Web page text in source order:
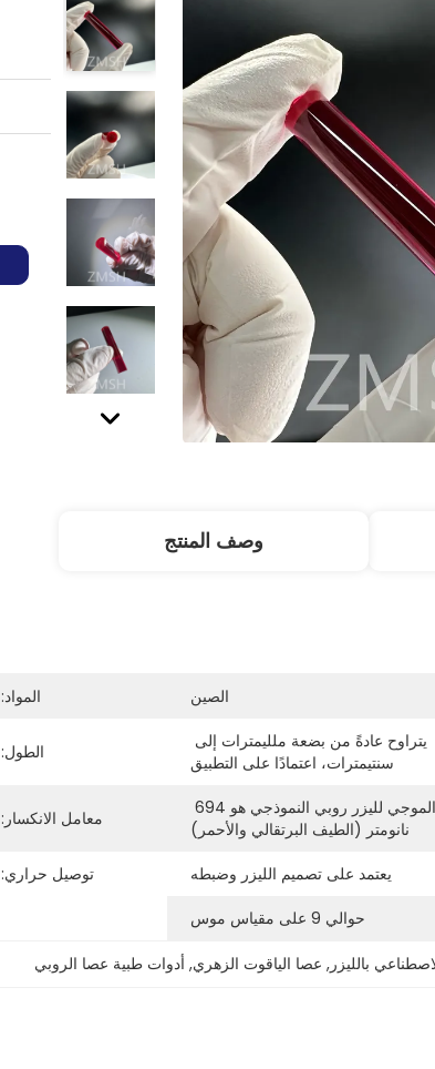
وصف المنتج
الصين المواد:
سنتيمترات، اعتمادًا على التطبيق
الطول:
نانومتر (الطيف البرتقالي والأحمر)
معامل الانكسار:
يعتمد على تصميم الليزر وضبطه توصيل حراري:
حوالي 9 على مقياس موس
بالليزر, عصا الياقوت الزهري, أدوات طبية عصا الروبي